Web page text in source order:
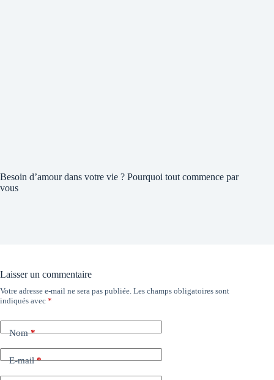
Besoin d’amour dans votre vie ? Pourquoi tout commence par
vous
Laisser un commentaire
Votre adresse e-mail ne sera pas publiée. Les champs obligatoires sont
indiqués avec *
Nom*
E-mail*